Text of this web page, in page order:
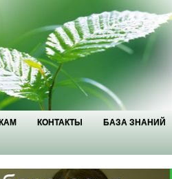
КОНТАКТЫ БАЗА ЗНАНИЙ